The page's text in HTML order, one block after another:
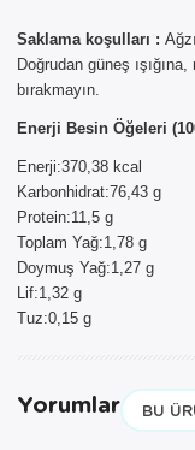
Saklama koşulları :
Doğrudan güneş
bırakmayın.
Enerji Besin Öğeleri
Enerji:370,38 kcal
Karbonhidrat:76,43 g
Protein:11,5 g
Toplam Yağ:1,78 g
Doymuş Yağ:1,27 g
Lif:1,32 g
Tuz:0,15 g
Yorumlar BU